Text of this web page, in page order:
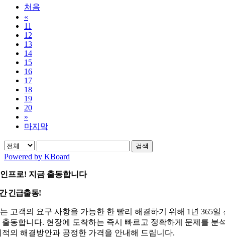
처음
«
11
12
13
14
15
16
17
18
19
20
»
마지막
검색
Powered by KBoard
프로! 지금 출동합니다
긴급출동!
고객의 요구 사항을 가능한 한 빨리 해결하기 위해 1년 365일
출동합니다. 현장에 도착하는 즉시 빠르고 정확하게 문제를 분
적의 해결방안과 공정한 가격을 안내해 드립니다.